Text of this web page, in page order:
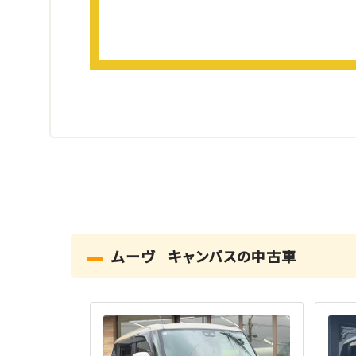
ムーヴ キャンバスの中古車